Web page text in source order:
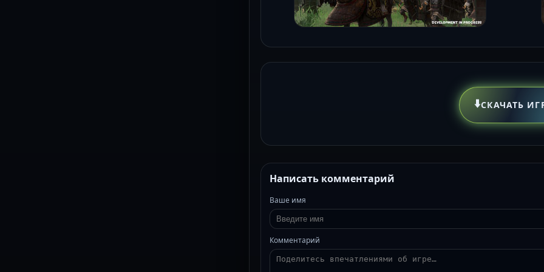
⬇️СКАЧАТЬ
Написать комментарий
Ваше имя
Комментарий